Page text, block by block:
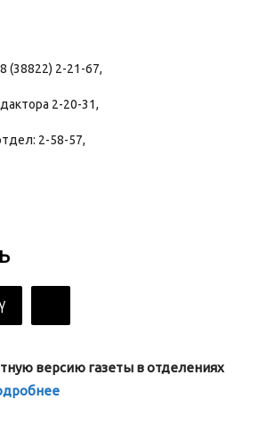
(38822) 2-21-67,
2-20-31,
2-58-57,
версию газеты в отделениях